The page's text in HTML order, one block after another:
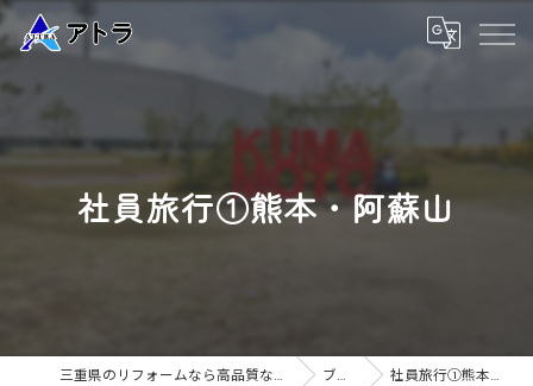
社員旅行①熊本・阿蘇山
三重県のリフォームなら高品質な工事のアトラ ブログ 社員旅行①熊本・阿蘇山